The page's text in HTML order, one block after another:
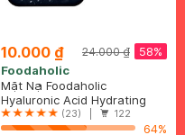
10.000 ₫ 58%
24.000 ₫
Foodaholic
Mặt Nạ Foodaholic
Hyaluronic Acid Cấp Ẩm Đa
Tầng 23ml
Hyaluronic Acid Hydrating
Mask
(23) | 122
64%